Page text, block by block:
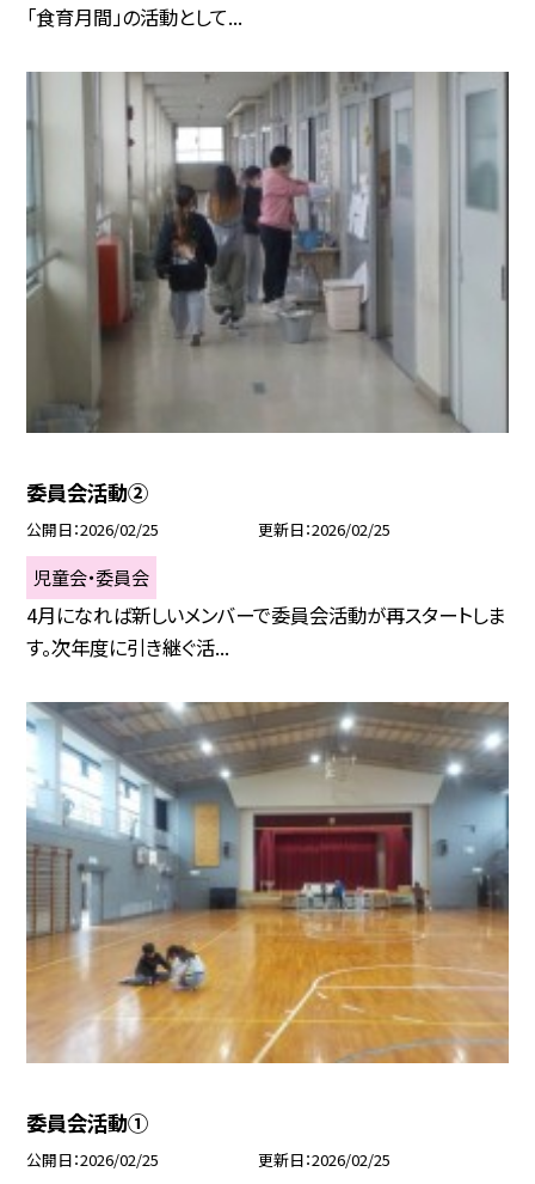
「食育月間」の活動として...
委員会活動②
公開日 2026/02/25 更新日 2026/02/25
児童会・委員会
4月になれば新しいメンバーで委員会活動が再スタートしま
す。次年度に引き継ぐ活...
委員会活動①
公開日 2026/02/25 更新日 2026/02/25